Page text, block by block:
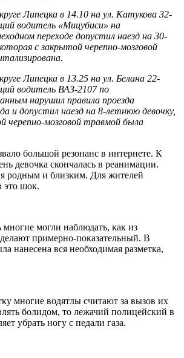
Липецка в 14.10 на ул. Катукова 32-
водитель «Мицубиси» на
переходе допустил наезд на 30-
с закрытой черепно-мозговой
Липецка в 13.25 на ул. Белана 22-
водитель ВАЗ-2107 по
нарушил правила проезда
и допустил наезд на 8-летнюю девочку,
черепно-мозговой травмой была
большой резонанс в интернете. К
девочка скончалась в реанимации.
родным и близким. Для жителей
это шок.
могли наблюдать, как из
примерно-показательный. В
нанесена вся необходимая разметка,
многие водятлы считают за вызов их
болидом, то лежачий полицейский в
убрать ногу с педали газа.